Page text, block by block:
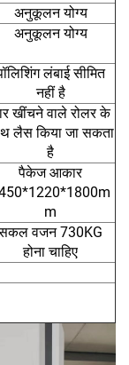
अनुकूलन योग्य
अनुकूलन योग्य
लंबाई सीमित
नहीं है
खींचने वाले रोलर के
लैस किया जा सकता
है
पैकेज आकार
m
वजन 730KG
होना चाहिए